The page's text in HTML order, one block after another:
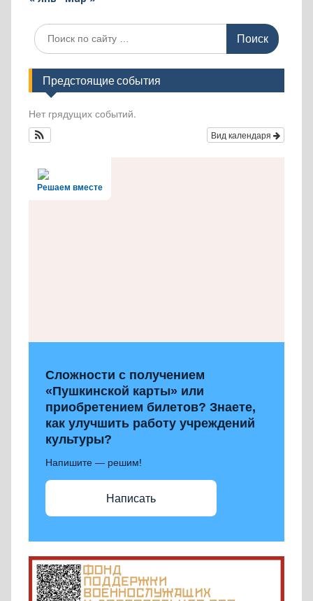
Поиск
по:
Предстоящие события
Нет грядущих событий.
Вид календаря
Решаем вместе
Сложности с получением
«Пушкинской карты» или
приобретением билетов? Знаете,
как улучшить работу учреждений
культуры?
Напишите — решим!
Написать